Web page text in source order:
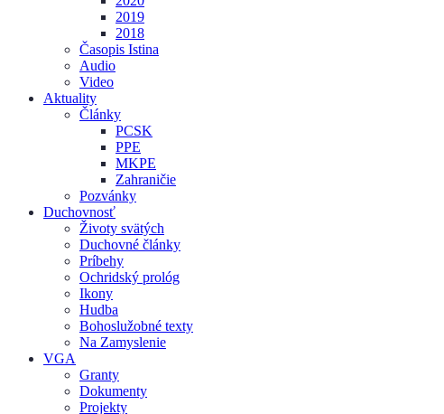
2019
2018
Časopis Istina
Audio
Video
Aktuality
Články
PCSK
PPE
MKPE
Zahraničie
Pozvánky
Duchovnosť
Životy svätých
Duchovné články
Príbehy
Ochridský prológ
Ikony
Hudba
Bohoslužobné texty
Na Zamyslenie
VGA
Granty
Dokumenty
Projekty